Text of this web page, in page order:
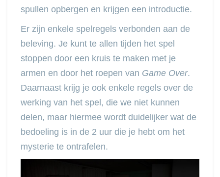
spullen opbergen en krijgen een introductie.
Er zijn enkele spelregels verbonden aan de
beleving. Je kunt te allen tijden het spel
stoppen door een kruis te maken met je
armen en door het roepen van Game Over.
Daarnaast krijg je ook enkele regels over de
werking van het spel, die we niet kunnen
delen, maar hiermee wordt duidelijker wat de
bedoeling is in de 2 uur die je hebt om het
mysterie te ontrafelen.